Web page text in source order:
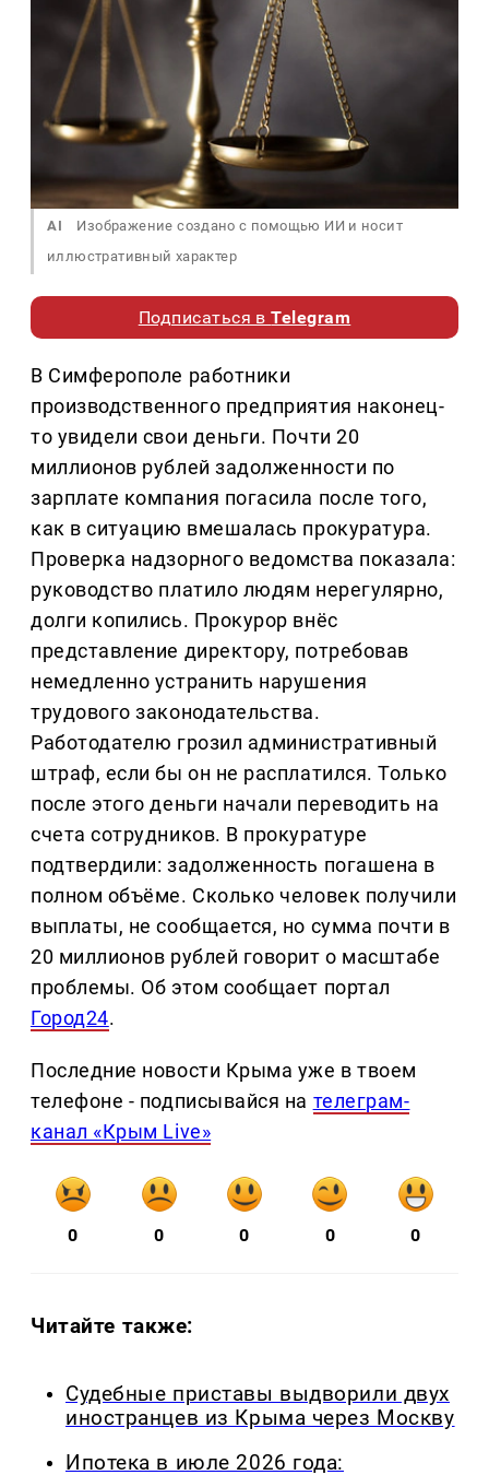
AI
Изображение создано с помощью ИИ и носит
иллюстративный характер
Подписаться вTelegram
В Симферополе работники
производственного предприятия наконец-
то увидели свои деньги. Почти 20
миллионов рублей задолженности по
зарплате компания погасила после того,
как в ситуацию вмешалась прокуратура.
Проверка надзорного ведомства показала:
руководство платило людям нерегулярно,
долги копились. Прокурор внёс
представление директору, потребовав
немедленно устранить нарушения
трудового законодательства.
Работодателю грозил административный
штраф, если бы он не расплатился. Только
после этого деньги начали переводить на
счета сотрудников. В прокуратуре
подтвердили: задолженность погашена в
полном объёме. Сколько человек получили
выплаты, не сообщается, но сумма почти в
20 миллионов рублей говорит о масштабе
проблемы. Об этом сообщает портал
Город24.
Последние новости Крыма уже в твоем
телефоне - подписывайся на телеграм-
канал «Крым Live»
0 0 0 0 0
Читайте также:
Судебные приставы выдворили двух
иностранцев из Крыма через Москву
Ипотека в июле 2026 года: